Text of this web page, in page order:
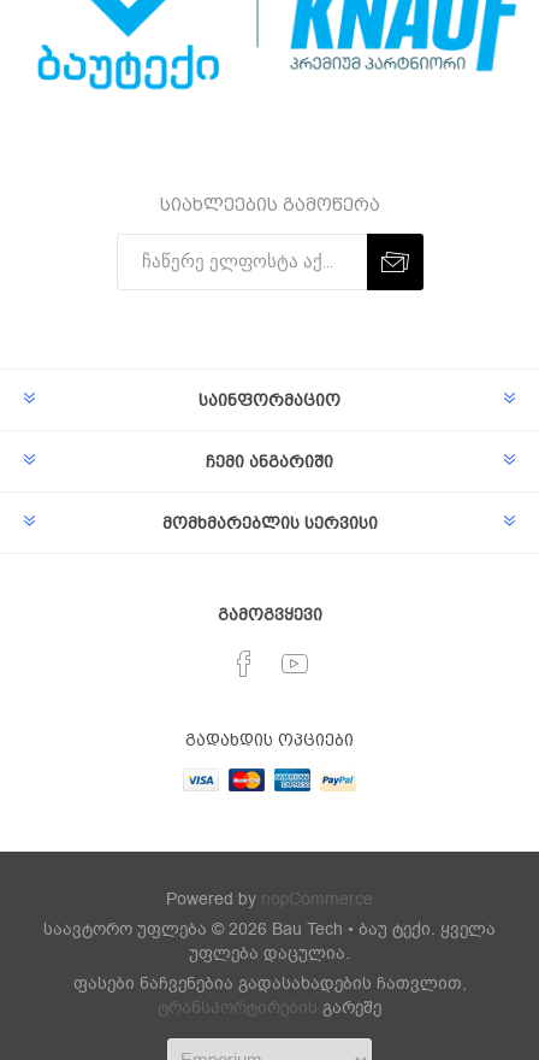
სიახლეების გამოწერა
საინფორმაციო
ჩემი ანგარიში
მომხმარებლის სერვისი
გამოგვყევი
გადახდის ოპციები
Powered by nopCommerce
საავტორო უფლება © 2026 Bau Tech • ბაუ ტექი. ყველა
უფლება დაცულია.
ფასები ნაჩვენებია გადასახადების ჩათვლით,
ტრანსპორტირების გარეშე